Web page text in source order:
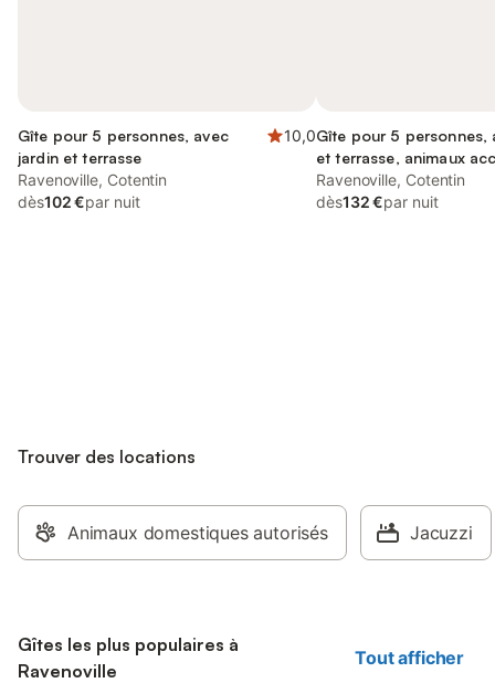
Gîte pour 5 personnes, avec
jardin et terrasse
10,0
Ravenoville, Cotentin
dès102 €par nuit
Gîte pour 5 personnes,
et terrasse, animaux
Ravenoville, Cotentin
dès132 €par nuit
Trouver des locations
Animaux domestiques autorisés Jacuzzi
Gîtes les plus populaires à
Ravenoville
Tout afficher